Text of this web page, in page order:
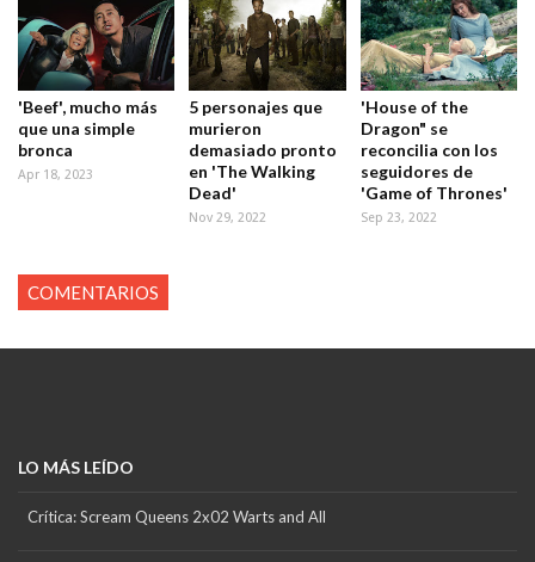
'Beef', mucho más
que una simple
bronca
Apr 18, 2023
5 personajes que
murieron
demasiado pronto
en 'The Walking
Dead'
Nov 29, 2022
'House of the
Dragon" se
reconcilia con los
seguidores de
'Game of Thrones'
Sep 23, 2022
COMENTARIOS
LO MÁS LEÍDO
Crítica: Scream Queens 2x02 Warts and All